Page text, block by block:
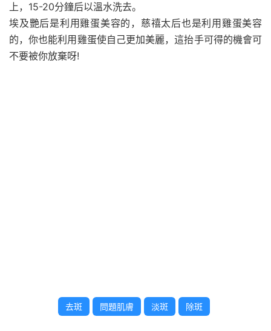
上，15-20分鐘后以溫水洗去。
埃及艷后是利用雞蛋美容的，慈禧太后也是利用雞蛋美容
的，你也能利用雞蛋使自己更加美麗，這抬手可得的機會可
不要被你放棄呀!
去斑 問題肌膚 淡斑 除斑